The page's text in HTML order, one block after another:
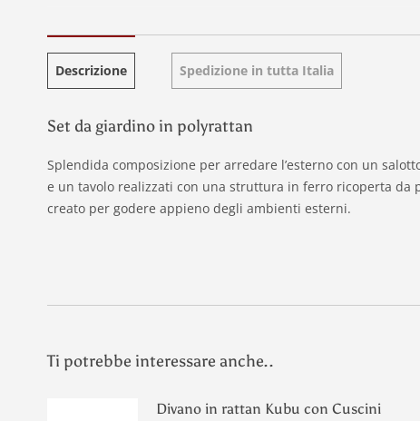
Descrizione Spedizione in tutta Italia
Set da giardino in polyrattan
Splendida composizione per arredare l’esterno con un
e un tavolo realizzati con una struttura in ferro ricoperta da
creato per godere appieno degli ambienti esterni.
Ti potrebbe interessare anche..
Divano in rattan Kubu con Cuscini